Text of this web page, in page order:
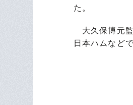
た。
大久保博元監
日本ハムなど